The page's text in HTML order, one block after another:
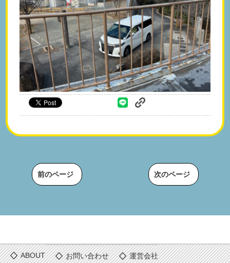
前のページ 次のページ
ABOUT お問い合わせ 運営会社